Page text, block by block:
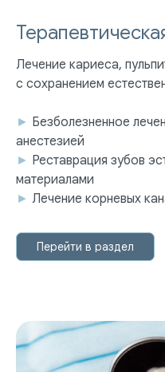
Лечение кариеса,
с сохранением
► Безболезненное
анестезией
► Реставрация зубов
материалами
► Лечение корневых
Перейти в раздел